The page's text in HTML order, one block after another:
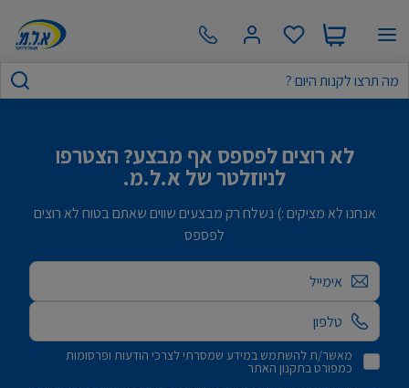
לא רוצים לפספס אף מבצע? הצטרפו
לניוזלטר של א.ל.מ.
אנחנו לא מציקים :) נשלח רק מבצעים שווים שאתם בטוח לא רוצים
לפספס
אימייל
מאשר/ת להשתמש במידע שמסרתי לצרכי הודעות ופרסומות
כמפורט בתקנון האתר